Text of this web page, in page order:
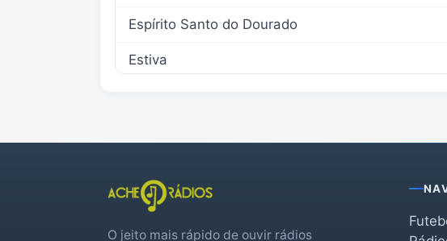
Espírito Santo do Dourado
Estiva
Itapeva
O jeito mais rápido de ouvir rádios